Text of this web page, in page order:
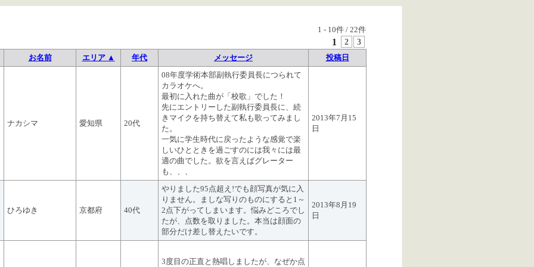
1 - 10件 / 22件
1 2 3
お名前 エリア ▲ 年代 メッセージ 投稿日
ナカシマ 愛知県 20代
08年度学術本部副執行委員長につられて
カラオケへ。
最初に入れた曲が「校歌」でした！
先にエントリーした副執行委員長に、続
きマイクを持ち替えて私も歌ってみまし
た。
一気に学生時代に戻ったような感覚で楽
しいひとときを過ごすのには我々には最
適の曲でした。欲を言えばグレーター
も、、、
2013年7月15
日
ひろゆき 京都府 40代
やりました95点超え!でも顔写真が気に入
りません。ましな写りのものにすると1～
2点下がってしまいます。悩みどころでし
たが、点数を取りました。本当は顔面の
部分だけ差し替えたいです。
2013年8月19
日
3度目の正直と熱唱しましたが、なぜか点